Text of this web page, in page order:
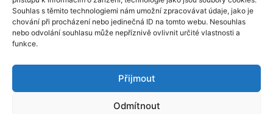
Souhlas s těmito technologiemi nám umožní zpracovávat údaje, jako je
chování při procházení nebo jedinečná ID na tomto webu. Nesouhlas
nebo odvolání souhlasu může nepříznivě ovlivnit určité vlastnosti a
funkce.
Přijmout
Odmítnout